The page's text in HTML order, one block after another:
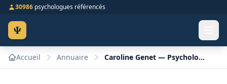
30986 psychologues référencés
Ψ
Accueil Annuaire Caroline Genet — Psychologue à Chartres